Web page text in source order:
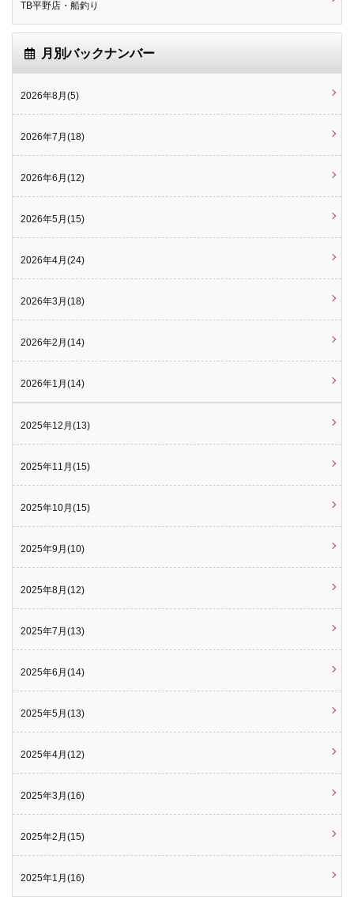
TB平野店・船釣り
月別バックナンバー
2026年8月(5)
2026年7月(18)
2026年6月(12)
2026年5月(15)
2026年4月(24)
2026年3月(18)
2026年2月(14)
2026年1月(14)
2025年12月(13)
2025年11月(15)
2025年10月(15)
2025年9月(10)
2025年8月(12)
2025年7月(13)
2025年6月(14)
2025年5月(13)
2025年4月(12)
2025年3月(16)
2025年2月(15)
2025年1月(16)